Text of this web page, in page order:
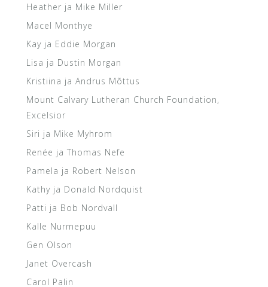
Heather ja Mike Miller
Macel Monthye
Kay ja Eddie Morgan
Lisa ja Dustin Morgan
Kristiina ja Andrus Mõttus
Mount Calvary Lutheran Church Foundation,
Excelsior
Siri ja Mike Myhrom
Renée ja Thomas Nefe
Pamela ja Robert Nelson
Kathy ja Donald Nordquist
Patti ja Bob Nordvall
Kalle Nurmepuu
Gen Olson
Janet Overcash
Carol Palin